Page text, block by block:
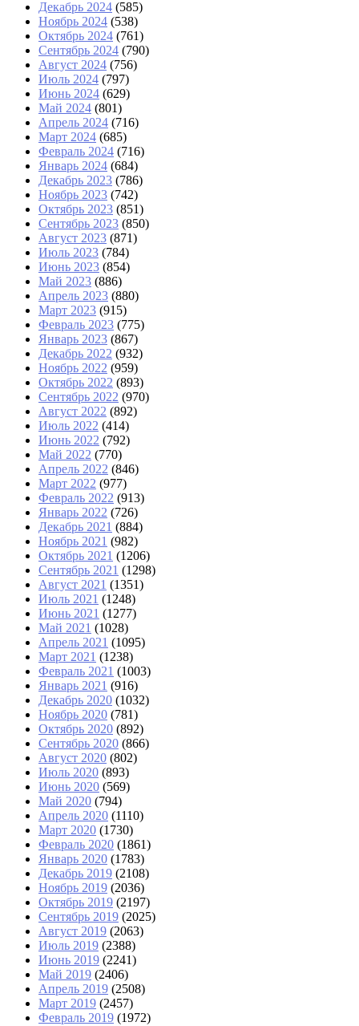
Декабрь 2024 (585)
Ноябрь 2024 (538)
Октябрь 2024 (761)
Сентябрь 2024 (790)
Август 2024 (756)
Июль 2024 (797)
Июнь 2024 (629)
Май 2024 (801)
Апрель 2024 (716)
Март 2024 (685)
Февраль 2024 (716)
Январь 2024 (684)
Декабрь 2023 (786)
Ноябрь 2023 (742)
Октябрь 2023 (851)
Сентябрь 2023 (850)
Август 2023 (871)
Июль 2023 (784)
Июнь 2023 (854)
Май 2023 (886)
Апрель 2023 (880)
Март 2023 (915)
Февраль 2023 (775)
Январь 2023 (867)
Декабрь 2022 (932)
Ноябрь 2022 (959)
Октябрь 2022 (893)
Сентябрь 2022 (970)
Август 2022 (892)
Июль 2022 (414)
Июнь 2022 (792)
Май 2022 (770)
Апрель 2022 (846)
Март 2022 (977)
Февраль 2022 (913)
Январь 2022 (726)
Декабрь 2021 (884)
Ноябрь 2021 (982)
Октябрь 2021 (1206)
Сентябрь 2021 (1298)
Август 2021 (1351)
Июль 2021 (1248)
Июнь 2021 (1277)
Май 2021 (1028)
Апрель 2021 (1095)
Март 2021 (1238)
Февраль 2021 (1003)
Январь 2021 (916)
Декабрь 2020 (1032)
Ноябрь 2020 (781)
Октябрь 2020 (892)
Сентябрь 2020 (866)
Август 2020 (802)
Июль 2020 (893)
Июнь 2020 (569)
Май 2020 (794)
Апрель 2020 (1110)
Март 2020 (1730)
Февраль 2020 (1861)
Январь 2020 (1783)
Декабрь 2019 (2108)
Ноябрь 2019 (2036)
Октябрь 2019 (2197)
Сентябрь 2019 (2025)
Август 2019 (2063)
Июль 2019 (2388)
Июнь 2019 (2241)
Май 2019 (2406)
Апрель 2019 (2508)
Март 2019 (2457)
Февраль 2019 (1972)